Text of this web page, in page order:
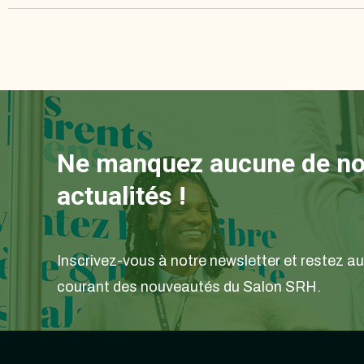
Ne manquez aucune de
actualités !
Inscrivez-vous à notre newsletter et restez au
courant des nouveautés du Salon SRH.